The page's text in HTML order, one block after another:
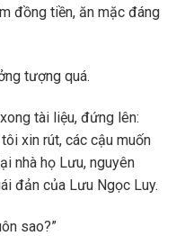
đồng tiền, ăn mặc đáng
tượng quá.
tài liệu, đứng lên:
xin rút, các cậu muốn
nhà họ Lưu, nguyên
đản của Lưu Ngọc Luy.
sao?”